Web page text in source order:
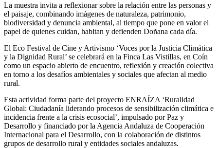
La muestra invita a reflexionar sobre la relación entre las personas y
el paisaje, combinando imágenes de naturaleza, patrimonio,
biodiversidad y denuncia ambiental, al tiempo que pone en valor el
papel de quienes cuidan, habitan y defienden Doñana cada día.
El Eco Festival de Cine y Artivismo ‘Voces por la Justicia Climática
y la Dignidad Rural’ se celebrará en la Finca Las Vistillas, en Coín
como un espacio abierto de encuentro, reflexión y creación colectiva
en torno a los desafíos ambientales y sociales que afectan al medio
rural.
Esta actividad forma parte del proyecto ENRAÍZA ‘Ruralidad
Global: Ciudadanía liderando procesos de sensibilización climática e
incidencia frente a la crisis ecosocial’, impulsado por Paz y
Desarrollo y financiado por la Agencia Andaluza de Cooperación
Internacional para el Desarrollo, con la colaboración de distintos
grupos de desarrollo rural y entidades sociales andaluzas.